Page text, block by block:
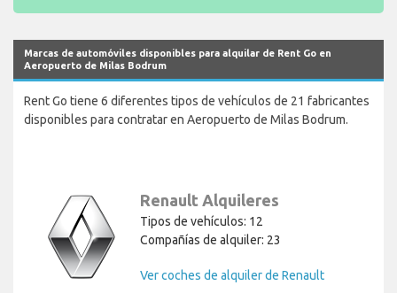
Marcas de automóviles disponibles para alquilar de Rent Go en
Aeropuerto de Milas Bodrum
Rent Go tiene 6 diferentes tipos de vehículos de 21 fabricantes
disponibles para contratar en Aeropuerto de Milas Bodrum.
Renault Alquileres
Tipos de vehículos: 12
Compañías de alquiler: 23
Ver coches de alquiler de Renault